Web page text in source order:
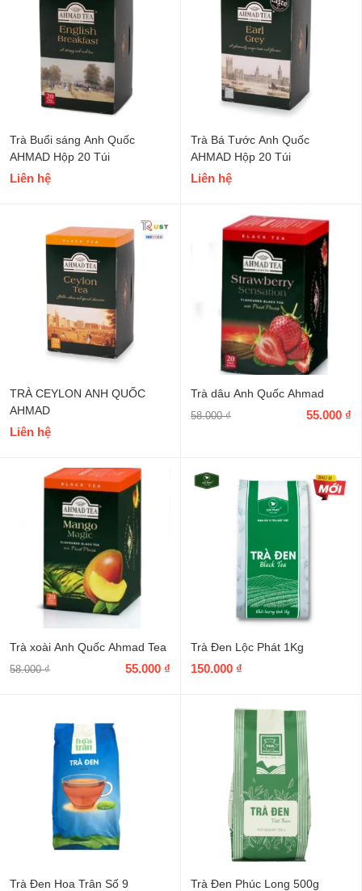
Trà Buổi sáng Anh Quốc
AHMAD Hộp 20 Túi
Liên hệ
Trà Bá Tước Anh Quốc
AHMAD Hộp 20 Túi
Liên hệ
TRÀ CEYLON ANH QUỐC
AHMAD
Liên hệ
Trà dâu Anh Quốc Ahmad
58.000₫ 55.000 ₫
Trà xoài Anh Quốc Ahmad Tea
58.000₫ 55.000 ₫
Trà Đen Lộc Phát 1Kg
150.000 ₫
Trà Đen Hoa Trân Số 9 Trà Đen Phúc Long 500g